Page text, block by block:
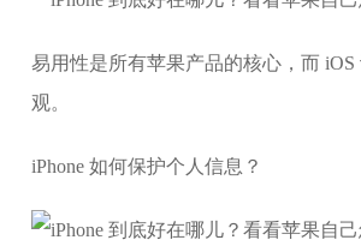
易用性是所有苹果产品的核心，而
观。
iPhone 如何保护个人信息？